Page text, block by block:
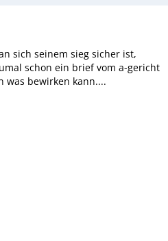
sich seinem sieg sicher ist,
schon ein brief vom a-gericht
was bewirken kann....